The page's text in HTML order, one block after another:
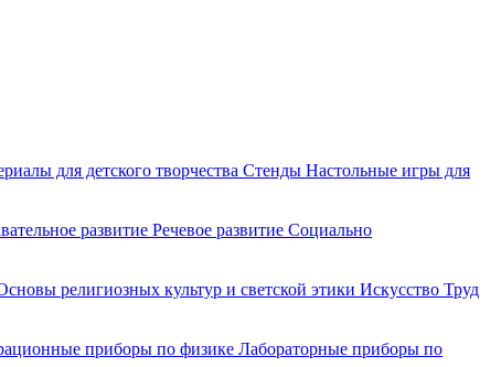
для детского творчества Стенды Настольные игры для
развитие Речевое развитие Социально
религиозных культур и светской этики Искусство Труд
приборы по физике Лабораторные приборы по